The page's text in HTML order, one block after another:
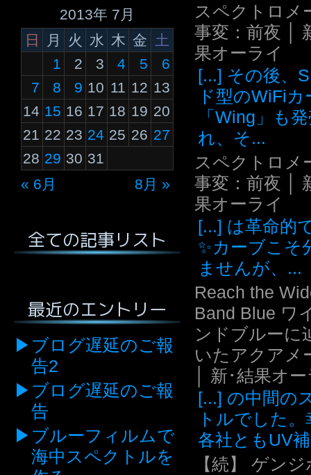
2013年 7月
日
月 火 水 木 金 土
« 6月 8月 »
1 2 3 4 5
6
7
8 9 10 11 12 13
14 15 16 17 18 19 20
21 22 23 24 25 26 27
28 29 30 31
全ての記事リスト
最近のエントリー
ブログ遅延のご報
告2
ブログ遅延のご報
告
ブルーフィルムで
海中スペクトルを
スペクトロメ
事変：前夜 │
果オーライ
[...] その後、
ド型のWiFiカ
「Wing」も
れ、そ...
スペクトロメ
事変：前夜 │
果オーライ
[...] は革命的
✨カーブこそ
ませんが、...
Reach the
Band Blue ワ
ンドブルーに
いたアクアメ
│ 新･結果オ
[...] の中間の
トルでした
各社ともUV
【続】 ゲン